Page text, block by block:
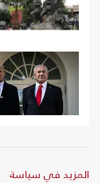
المزيد في سياسة